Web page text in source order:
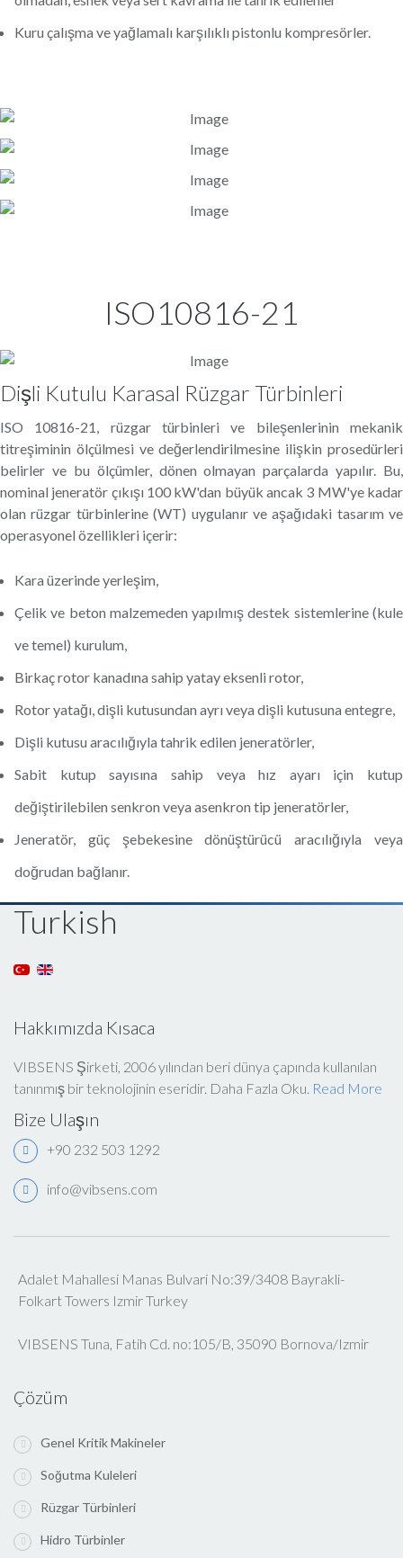
Kuru çalışma ve yağlamalı karşılıklı pistonlu kompresörler.
ISO10816-21
Dişli Kutulu Karasal Rüzgar Türbinleri
ISO 10816-21, rüzgar türbinleri ve bileşenlerinin mekanik
titreşiminin ölçülmesi ve değerlendirilmesine ilişkin prosedürleri
belirler ve bu ölçümler, dönen olmayan parçalarda yapılır. Bu,
nominal jeneratör çıkışı 100 kW'dan büyük ancak 3 MW'ye kadar
olan rüzgar türbinlerine (WT) uygulanır ve aşağıdaki tasarım ve
operasyonel özellikleri içerir:
Kara üzerinde yerleşim,
Çelik ve beton malzemeden yapılmış destek sistemlerine (kule
ve temel) kurulum,
Birkaç rotor kanadına sahip yatay eksenli rotor,
Rotor yatağı, dişli kutusundan ayrı veya dişli kutusuna entegre,
Dişli kutusu aracılığıyla tahrik edilen jeneratörler,
Sabit kutup sayısına sahip veya hız ayarı için kutup
değiştirilebilen senkron veya asenkron tip jeneratörler,
Jeneratör, güç şebekesine dönüştürücü aracılığıyla veya
doğrudan bağlanır.
Turkish
Hakkımızda Kısaca
VIBSENS Şirketi, 2006 yılından beri dünya çapında kullanılan
tanınmış bir teknolojinin eseridir. Daha Fazla Oku. Read More
Bize Ulaşın
+90 232 503 1292
info@vibsens.com
Adalet Mahallesi Manas Bulvari No:39/3408 Bayrakli-
Folkart Towers Izmir Turkey
VIBSENS Tuna, Fatih Cd. no:105/B, 35090 Bornova/Izmir
Çözüm
Genel Kritik Makineler
Soğutma Kuleleri
Rüzgar Türbinleri
Hidro Türbinler